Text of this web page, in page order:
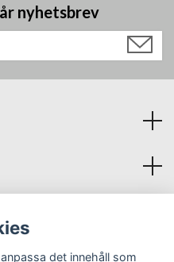
nyhetsbrev
det innehåll som